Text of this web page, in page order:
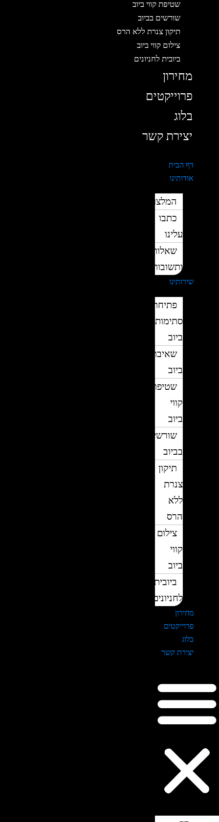
שטיפת קווי ביוב
שורשים בביוב
תיקון צנרת ללא הרס
צילום קווי ביוב
ביובית לחניונים
מחירון
פרוייקטים
בלוג
יצירת קשר
דף הבית
אודותינו
המלצות
כתבו
עלינו
שאלות
ותשובות
שירותינו
פתיחת
סתימות
ביוב
שאיבת
ביוב
שטיפת
קווי
ביוב
שורשים
בביוב
תיקון
צנרת
ללא
הרס
צילום
קווי
ביוב
ביובית
לחניונים
מחירון
פרוייקטים
בלוג
יצירת קשר